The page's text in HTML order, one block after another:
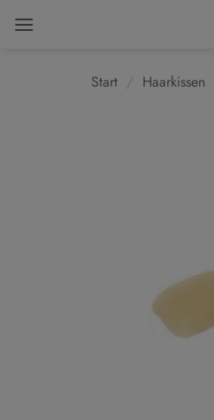
Inhalt
Start / Haarkissen